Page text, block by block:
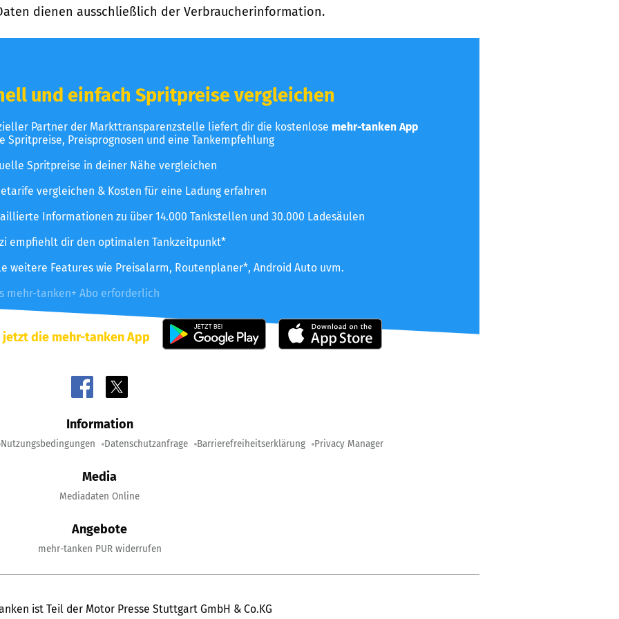
dienen ausschließlich der Verbraucherinformation.
und einfach Spritpreise vergleichen
Partner der Markttransparenzstelle liefert dir die kostenlose mehr-tanken App
Spritpreise, Preisprognosen und eine Tankempfehlung
Spritpreise in deiner Nähe vergleichen
vergleichen & Kosten für eine Ladung erfahren
Informationen zu über 14.000 Tankstellen und 30.000 Ladesäulen
empfiehlt dir den optimalen Tankzeitpunkt*
weitere Features wie Preisalarm, Routenplaner*, Android Auto uvm.
mehr-tanken+ Abo erforderlich
jetzt die mehr-tanken App
Information
Nutzungsbedingungen Datenschutzanfrage Barrierefreiheitserklärung Privacy Manager
Media
Mediadaten Online
Angebote
mehr-tanken PUR widerrufen
ist Teil der Motor Presse Stuttgart GmbH & Co.KG